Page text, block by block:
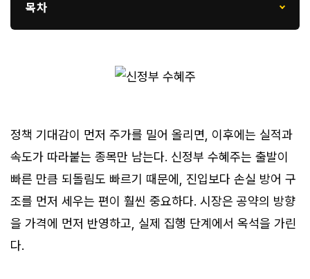
목차
정책 기대감이 먼저 주가를 밀어 올리면, 이후에는 실적과
속도가 따라붙는 종목만 남는다. 신정부 수혜주는 출발이
빠른 만큼 되돌림도 빠르기 때문에, 진입보다 손실 방어 구
조를 먼저 세우는 편이 훨씬 중요하다. 시장은 공약의 방향
을 가격에 먼저 반영하고, 실제 집행 단계에서 옥석을 가린
다.